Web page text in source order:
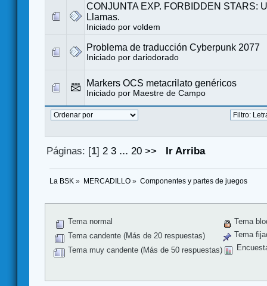
CONJUNTA EXP. FORBIDDEN STARS:
Llamas.
Iniciado por voldem
Problema de traducción Cyberpunk 2077
Iniciado por dariodorado
Markers OCS metacrilato genéricos
Iniciado por Maestre de Campo
Páginas: [1] 2 3 ... 20 >> Ir Arriba
La BSK » MERCADILLO» Componentes y partes de juegos
Tema normal
Tema candente (Más de 20 respuestas)
Tema muy candente (Más de 50 respuestas)
Tema
Tema